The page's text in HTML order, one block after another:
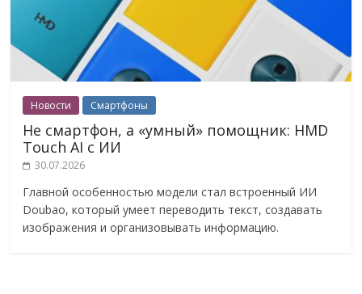
Новости Смартфоны
Не смартфон, а «умный» помощник: HMD
Touch AI с ИИ
30.07.2026
Главной особенностью модели стал встроенный ИИ
Doubao, который умеет переводить текст, создавать
изображения и организовывать информацию.